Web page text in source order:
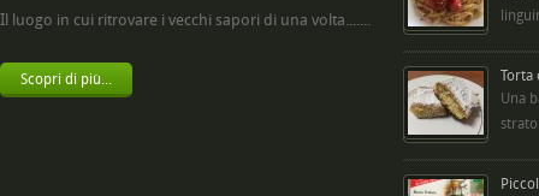
Il luogo in cui ritrovare i vecchi sapori di una volta.......
Scopri di più...
Torta
Una